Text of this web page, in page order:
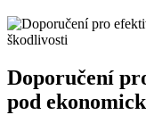
Doporučení
pod